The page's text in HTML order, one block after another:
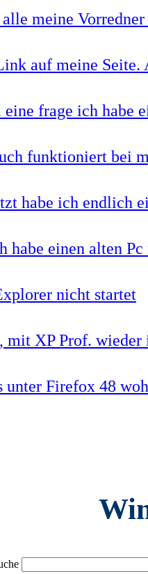
meine
auf meine
frage ich habe
funktioniert bei
habe ich endlich
habe einen alten Pc
nicht startet
mit XP Prof. wieder
Firefox 48